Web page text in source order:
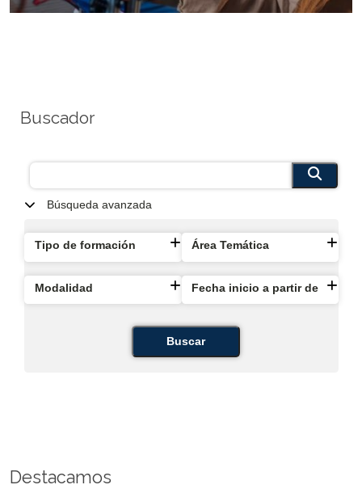
Buscador
Búsqueda avanzada
Tipo de formación Área Temática
Modalidad Fecha inicio a partir de
Buscar
Destacamos